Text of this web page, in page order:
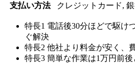
支払い方法 クレジットカード,
特長1 電話後30分ほどで駆け
ぐ解決
特長2 他社より料金が安く、
特長3 簡単な作業は1万円前